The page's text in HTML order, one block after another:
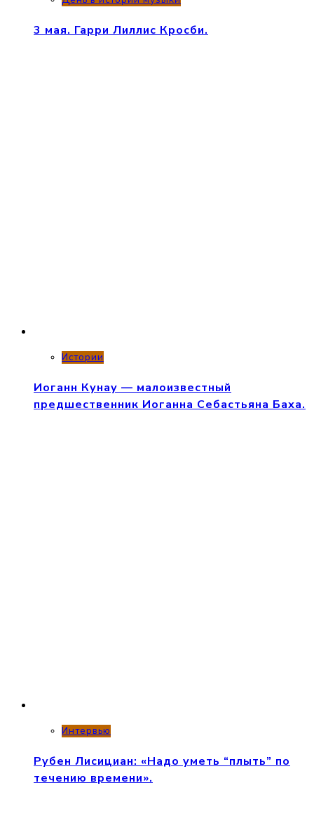
3 мая. Гарри Лиллис Кросби.
Истории
Иоганн Кунау — малоизвестный
предшественник Иоганна Себастьяна Баха.
Интервью
Рубен Лисициан: «Надо уметь “плыть” по
течению времени».